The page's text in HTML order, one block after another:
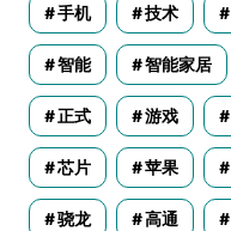
手机 技术
智能 智能家居
正式 游戏
芯片 苹果
骁龙 高通